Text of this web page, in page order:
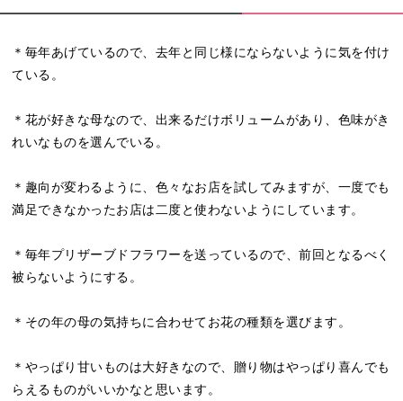
＊毎年あげているので、去年と同じ様にならないように気を付け
ている。
＊花が好きな母なので、出来るだけボリュームがあり、色味がき
れいなものを選んでいる。
＊趣向が変わるように、色々なお店を試してみますが、一度でも
満足できなかったお店は二度と使わないようにしています。
＊毎年プリザーブドフラワーを送っているので、前回となるべく
被らないようにする。
＊その年の母の気持ちに合わせてお花の種類を選びます。
＊やっぱり甘いものは大好きなので、贈り物はやっぱり喜んでも
らえるものがいいかなと思います。